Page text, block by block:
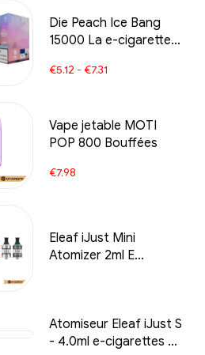
Die Peach Ice Bang
15000 La e-cigarette
douceur de la pêche à
€5.12 -€7.31
Vape jetable MOTI
POP 800 Bouffées
€7.98
Eleaf iJust Mini
Atomizer 2ml E
Atomiseur Eleaf iJust S
- 4.0ml e-cigarettes en